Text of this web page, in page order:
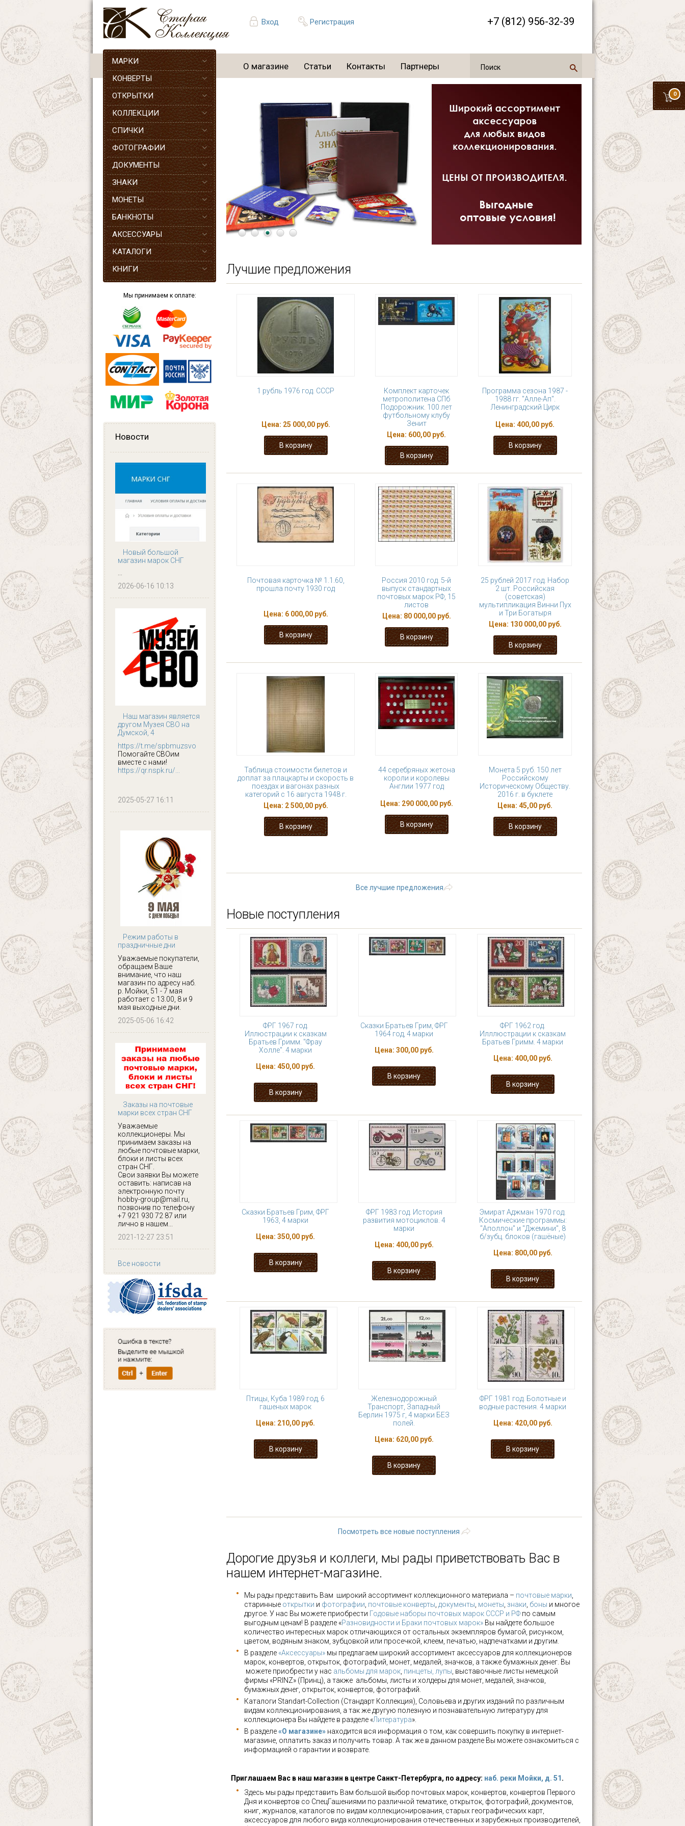
Вход Регистрация +7 (812) 956-32-39
0
О магазине Статьи Контакты Партнеры
МАРКИ
КОНВЕРТЫ
ОТКРЫТКИ
КОЛЛЕКЦИИ
СПИЧКИ
ФОТОГРАФИИ
ДОКУМЕНТЫ
ЗНАКИ
МОНЕТЫ
БАНКНОТЫ
АКСЕССУАРЫ
КАТАЛОГИ
КНИГИ
Мы принимаем к оплате:
Новости
Новый большой
магазин марок СНГ
...
2026-06-16 10:13
Наш магазин является
другом Музея СВО на
Думской, 4
https://t.me/spbmuzsvo
Помогайте СВОим
вместе с нами!
https://qr.nspk.ru/...
2025-05-27 16:11
Режим работы в
праздничные дни
Уважаемые покупатели,
обращаем Ваше
внимание, что наш
магазин по адресу наб.
р. Мойки, 51 - 7 мая
работает с 13.00, 8 и 9
мая выходные дни.
2025-05-06 16:42
Заказы на почтовые
марки всех стран СНГ
Уважаемые
коллекционеры. Мы
принимаем заказы на
любые почтовые марки,
блоки и листы всех
стран СНГ.
Свои заявки Вы можете
оставить: написав на
электронную почту
hobby-group@mail.ru,
позвонив по телефону
+7 921 930 72 87 или
лично в нашем...
2021-12-27 23:51
Все новости
Лучшие предложения
1 рубль 1976 год. СССР
Цена: 25 000,00 руб.
Комплект карточек
метрополитена СПб
Подорожник. 100 лет
футбольному клубу
Зенит
Цена: 600,00 руб.
Программа сезона 1987 -
1988 гг. "Алле-Ап".
Ленинградский Цирк
Цена: 400,00 руб.
Почтовая карточка № 1.1.60,
прошла почту 1930 год
Цена: 6 000,00 руб.
Россия 2010 год. 5-й
выпуск стандартных
почтовых марок РФ, 15
листов
Цена: 80 000,00 руб.
25 рублей 2017 год. Набор
2 шт. Российская
(советская)
мультипликация Винни Пух
и Три Богатыря
Цена: 130 000,00 руб.
Таблица стоимости билетов и
доплат за плацкарты и скорость в
поездах и вагонах разных
категорий с 16 августа 1948 г.
Цена: 2 500,00 руб.
44 серебряных жетона
короли и королевы
Англии 1977 год
Цена: 290 000,00 руб.
Монета 5 руб. 150 лет
Российскому
Историческому Обществу.
2016 г. в буклете
Цена: 45,00 руб.
Все лучшие предложения
Новые поступления
ФРГ 1967 год.
Иллюстрации к сказкам
Братьев Гримм. "Фрау
Холле". 4 марки
Цена: 450,00 руб.
Сказки Братьев Грим, ФРГ
1964 год, 4 марки
Цена: 300,00 руб.
ФРГ 1962 год.
Илллюстрации к сказкам
Братьев Гримм. 4 марки
Цена: 400,00 руб.
Сказки Братьев Грим, ФРГ
1963, 4 марки
Цена: 350,00 руб.
ФРГ 1983 год. История
развития мотоциклов. 4
марки
Цена: 400,00 руб.
Эмират Аджман 1970 год.
Космические программы:
"Аполлон" и "Джемини", 8
б/зубц. блоков (гашёные)
Цена: 800,00 руб.
Птицы, Куба 1989 год, 6
гашеных марок
Цена: 210,00 руб.
Железнодорожный
Транспорт, Западный
Берлин 1975 г, 4 марки БЕЗ
полей.
Цена: 620,00 руб.
ФРГ 1981 год. Болотные и
водные растения. 4 марки
Цена: 420,00 руб.
Посмотреть все новые поступления
Дорогие друзья и коллеги, мы рады приветствовать Вас в
нашем интернет-магазине.
Мы рады представить Вам широкий ассортимент коллекционного материала – почтовые марки
старинные открытки и фотографии почтовые конверты документы монеты знаки боны и многое
другое. У нас Вы можете приобрести Годовые наборы почтовых марок СССР и РФ по самым
выгодным ценам! В разделе «Разновидности и Браки почтовых марок» Вы найдете большое
количество интересных марок отличающихся от остальных экземпляров бумагой, рисунком,
цветом, водяным знаком, зубцовкой или просечкой, клеем, печатью, надпечатками и другим.
В разделе «Аксессуары» мы предлагаем широкий ассортимент аксессуаров для коллекционеров
марок, конвертов, открыток, фотографий, монет, медалей, значков, а также бумажных денег. Вы
можете приобрести у нас альбомы для марок пинцеты, лупы , выставочные листы немецкой
фирмы «PRINZ» (Принц), а также альбомы, листы и холдеры для монет, медалей, значков,
бумажных денег, открыток, конвертов, фотографий.
Каталоги Standart-Collection (Стандарт Коллекция), Соловьева и других изданий по различным
видам коллекционирования, а так же другую полезную и познавательную литературу для
коллекционера Вы найдете в разделе «Литература».
В разделе«О магазине» находится вся информация о том, как совершить покупку в интернет-
магазине, оплатить заказ и получить товар. А так же в данном разделе Вы можете ознакомиться с
информацией о гарантии и возврате.
Приглашаем Вас в наш магазин в центре Санкт-Петербурга, по адресу: наб. реки Мойки, д. 51 .
Здесь мы рады представить Вам большой выбор почтовых марок, конвертов, конвертов Первого
Дня и конвертов со СпецГашениями по различной тематике, открыток, фотографий, документов,
книг, журналов, каталогов по видам коллекционирования, старых географических карт,
аксессуаров для любого вида коллекционирования отечественных и зарубежных производителей,